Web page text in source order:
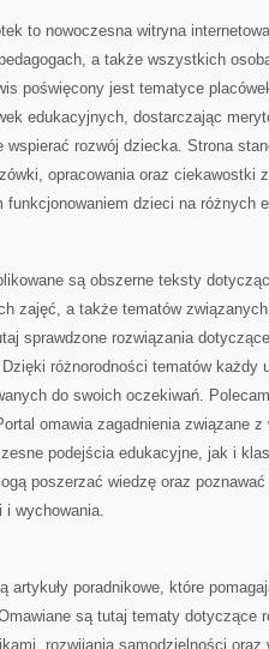
to nowoczesna witryna
a także wszystkich
poświęcony jest tematyce
edukacyjnych, dostarczając
wspierać rozwój dziecka. Strona
opracowania oraz ciekawostki
funkcjonowaniem dzieci na różnych
są obszerne teksty
zajęć, a także tematów
sprawdzone rozwiązania
różnorodności tematów każdy
do swoich oczekiwań.
omawia zagadnienia związane
podejścia edukacyjne, jak i
poszerzać wiedzę oraz
i wychowania.
artykuły poradnikowe, które
są tutaj tematy dotyczące
rozwijania samodzielności